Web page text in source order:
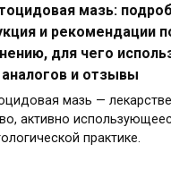
мазь:
и рекомендации
для чего
и отзывы
мазь —
активно
практике.